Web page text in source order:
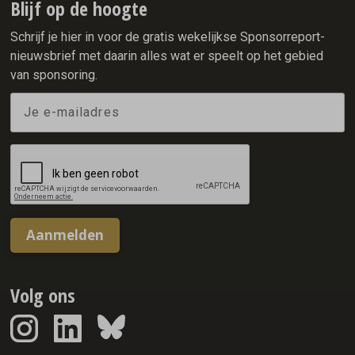
Blijf op de hoogte
Schrijf je hier in voor de gratis wekelijkse Sponsorreport-
nieuwsbrief met daarin alles wat er speelt op het gebied
van sponsoring.
Aanmelden
Volg ons